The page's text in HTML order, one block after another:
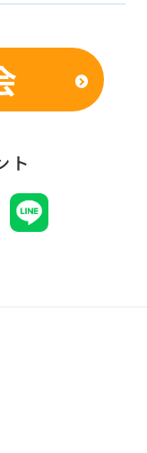
した個人情
な管理に努
理のために
ては、本プ
た個人情
ト